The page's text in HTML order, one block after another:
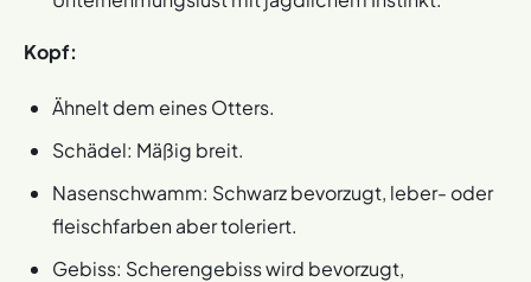
Kopf:
Ähnelt dem eines Otters.
Schädel: Mäßig breit.
Nasenschwamm: Schwarz bevorzugt, leber- oder
fleischfarben aber toleriert.
Gebiss: Scherengebiss wird bevorzugt,